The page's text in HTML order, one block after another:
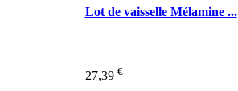
Lot de vaisselle Mélamine ...
27,39 €